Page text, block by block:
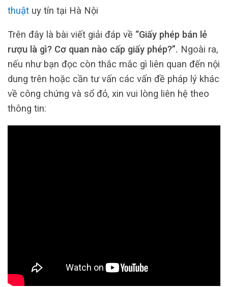
thuật uy tín tại Hà Nội
Trên đây là bài viết giải đáp về “Giấy phép bán lẻ
rượu là gì? Cơ quan nào cấp giấy phép?”. Ngoài ra,
nếu như bạn đọc còn thắc mắc gì liên quan đến nội
dung trên hoặc cần tư vấn các vấn đề pháp lý khác
về công chứng và sổ đỏ, xin vui lòng liên hệ theo
thông tin: